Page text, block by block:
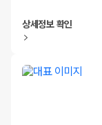
상세정보 확인